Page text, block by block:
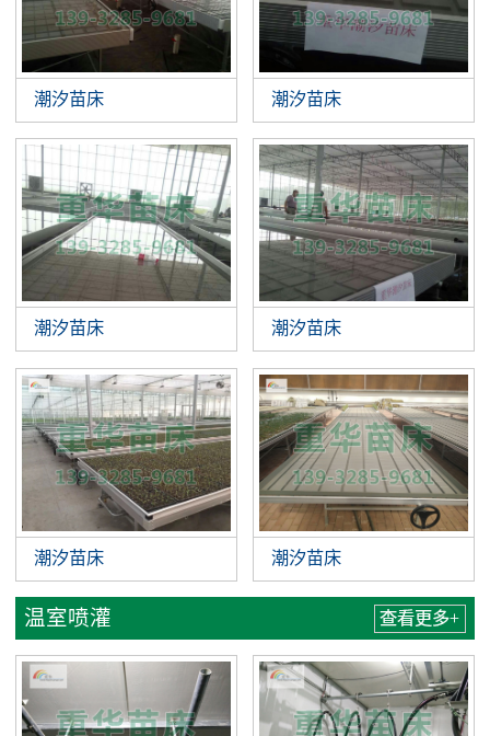
潮汐苗床 潮汐苗床
潮汐苗床 潮汐苗床
潮汐苗床 潮汐苗床
温室喷灌 查看更多+